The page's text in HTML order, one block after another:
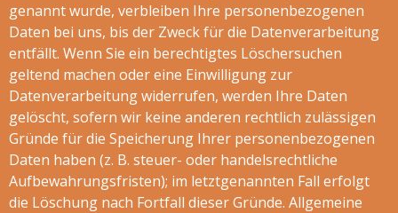
genannt wurde, verbleiben Ihre personenbezogenen
Daten bei uns, bis der Zweck für die Datenverarbeitung
entfällt. Wenn Sie ein berechtigtes Löschersuchen
geltend machen oder eine Einwilligung zur
Datenverarbeitung widerrufen, werden Ihre Daten
gelöscht, sofern wir keine anderen rechtlich zulässigen
Gründe für die Speicherung Ihrer personenbezogenen
Daten haben (z. B. steuer- oder handelsrechtliche
Aufbewahrungsfristen); im letztgenannten Fall erfolgt
die Löschung nach Fortfall dieser Gründe. Allgemeine